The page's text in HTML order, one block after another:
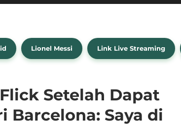
Lionel Messi Link Live Streaming
Setelah Dapat
Barcelona: Saya di